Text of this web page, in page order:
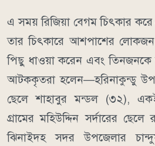
এ সময় রিজিয়া বেগম চিৎকার করে
তার চিৎকারে আশপাশের
পিছু ধাওয়া করেন এবং
আটককৃতরা হলেন—হরিনাকুন্ডু
ছেলে শাহাবুর মন্ডল (৩২),
গ্রামের মহিউদ্দিন সর্দারের
ঝিনাইদহ সদর উপজেলার